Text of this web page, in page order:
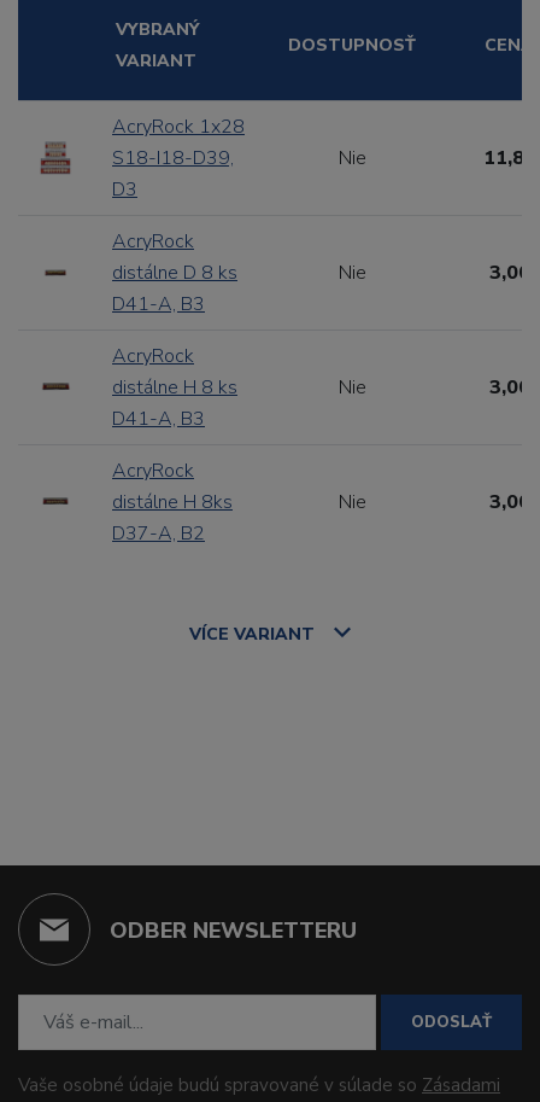
VYBRANÝ
VARIANT
DOSTUPNOSŤ CENA
AcryRock 1x28
S18-I18-D39,
D3
Nie
AcryRock
distálne D 8 ks
D41-A, B3
Nie 3,00
AcryRock
distálne H 8 ks
D41-A, B3
Nie 3,00
AcryRock
distálne H 8ks
D37-A, B2
Nie 3,00
VÍCE VARIANT
ODBER NEWSLETTERU
ODOSLAŤ
Vaše osobné údaje budú spravované v súlade so Zásadami